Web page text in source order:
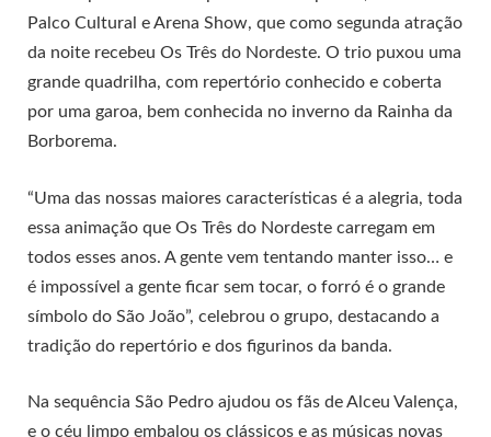
Palco Cultural e Arena Show, que como segunda atração
da noite recebeu Os Três do Nordeste. O trio puxou uma
grande quadrilha, com repertório conhecido e coberta
por uma garoa, bem conhecida no inverno da Rainha da
Borborema.
“Uma das nossas maiores características é a alegria, toda
essa animação que Os Três do Nordeste carregam em
todos esses anos. A gente vem tentando manter isso… e
é impossível a gente ficar sem tocar, o forró é o grande
símbolo do São João”, celebrou o grupo, destacando a
tradição do repertório e dos figurinos da banda.
Na sequência São Pedro ajudou os fãs de Alceu Valença,
e o céu limpo embalou os clássicos e as músicas novas